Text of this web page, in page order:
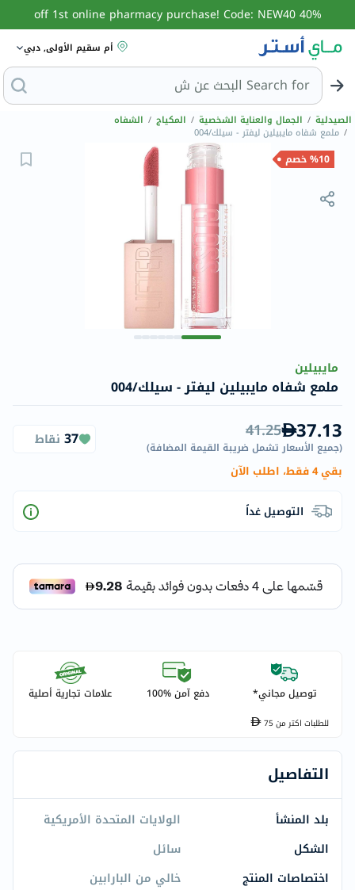
40% off 1st online pharmacy purchase! Code: NEW40
أم سقيم الأولى, دبي
Search for البحث عن مز
الصيدلية / الجمال والعناية الشخصية / المكياج / الشفاه
/ ملمع شفاه مايبيلين ليفتر - سيلك/004
%10 خصم
مايبيلين
ملمع شفاه مايبيلين ليفتر - سيلك/004
37.13
41.25
(جميع الأسعار تشمل ضريبة القيمة المضافة)
37 نقاط
بقي 4 فقط، اطلب الآن
التوصيل غداً
توصيل مجاني* دفع آمن %100 علامات تجارية أصلية
للطلبات اكتر من75
التفاصيل
بلد المنشأ
الولايات المتحدة الأمريكية
الشكل
سائل
اختصاصات المنتج
خالي من البارابين